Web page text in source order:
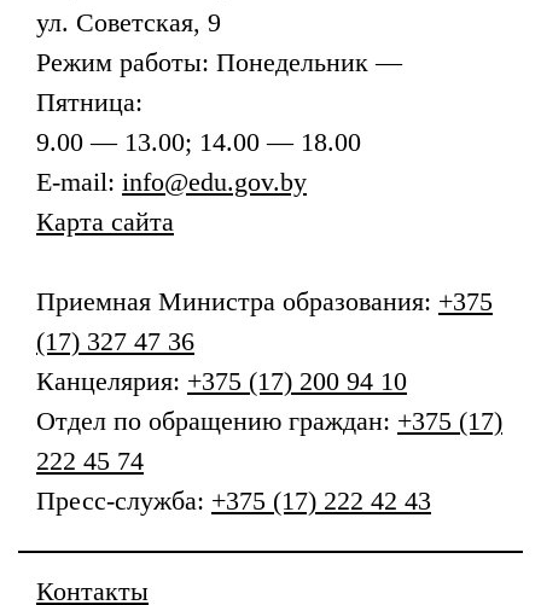
ул. Советская, 9
Режим работы: Понедельник —
Пятница:
9.00 — 13.00; 14.00 — 18.00
E-mail: info@edu.gov.by
Карта сайта
Приемная Министра образования: +375
(17) 327 47 36
Канцелярия: +375 (17) 200 94 10
Отдел по обращению граждан: +375 (17)
222 45 74
Пресс-служба: +375 (17) 222 42 43
Контакты